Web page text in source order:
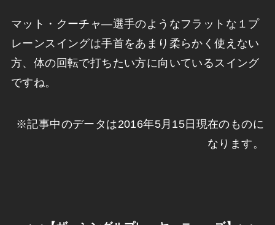
マット・クーチャ―選手のようなフラットな１プ
レーンスイングは手首をあまり柔らかく使えない
方、体の回転で打ちたい方に向いているスイング
ですね。
※記事中のデータは2016年5月15日現在のものに
なります。